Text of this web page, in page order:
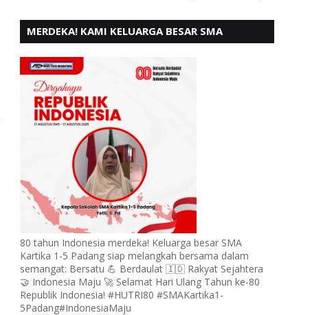
MERDEKA! KAMI KELUARGA BESAR SMA
KE - 80, MOTO" BERSATU BERD
80 tahun Indonesia merdeka! Keluarga besar SMA
Kartika 1-5 Padang siap melangkah bersama dalam
semangat: Bersatu 💪 Berdaulat 🇮🇩 Rakyat Sejahtera
🤝 Indonesia Maju 🚀 Selamat Hari Ulang Tahun ke-80
Republik Indonesia! #HUTRI80 #SMAKartika1-
5Padang#IndonesiaMaju